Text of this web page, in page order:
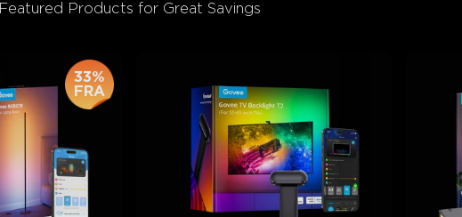
Featured Products for Great Savings
33%
FRA